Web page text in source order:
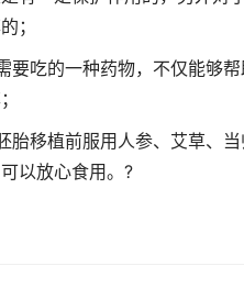
；
要吃的一种药物，不仅能够
胎移植前服用人参、艾草、
以放心食用。?